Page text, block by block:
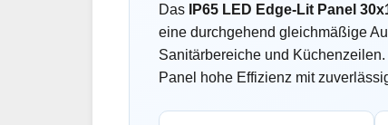
Das IP65 LED Edge-Lit Panel
eine durchgehend gleichmäßige
Sanitärbereiche und
Panel hohe Effizienz mit